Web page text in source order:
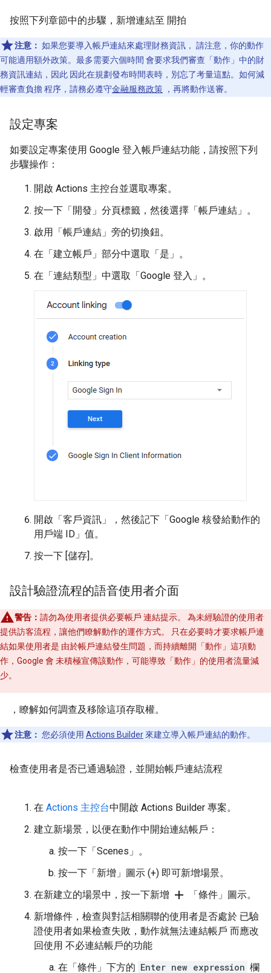
按照下列章節中的步驟，新增連結至 開拍
注意： 如果您要導入帳戶連結來處理財務資訊， 請注意，你的動作
可能適用額外政策。最多需要六個時間 會要求我們審查「動作」中的財
務資訊連結，因此 因此在規劃發布時間表時，別忘了考量這點。如何減
輕審查負擔 程序，請務必遵守金融服務政策 ，再將動作送審。
設定專案
如要設定專案使用 Google 登入帳戶連結功能，請按照下列
步驟操作：
開啟 Actions 主控台並選取專案。
按一下「開發」 分頁標籤，然後選擇「帳戶連結」 。
啟用「帳戶連結」 旁的切換鈕。
在「建立帳戶」 部分中選取「是」 。
在「連結類型」 中選取「Google 登入」 。
開啟「客戶資訊」
，然後記下「Google 核發給動作的
用戶端 ID」 值。
按一下 [儲存]。
設計驗證流程的語音使用者介面
警告： 請勿為使用者提供必要帳戶 連結提示。 為未經驗證的使用者
提供訪客流程，讓他們瞭解動作的運作方式。 只在必要時才要求帳戶連
結如果使用者是 由於帳戶連結發生問題，而持續離開「動作」這項動
作，Google 會 未積極宣傳該動作，可能導致「動作」的使用者流量減
少。
，瞭解如何調查及移除這項存取權。
注意： 您必須使用 Actions Builder 來建立導入帳戶連結的動作。
檢查使用者是否已通過驗證，並開始帳戶連結流程
在 Actions 主控台中開啟 Actions Builder 專案。
建立新場景，以便在動作中開始連結帳戶：
按一下「Scenes」 。
按一下「新增」圖示 (+) 即可新增場景。
在新建立的場景中，按一下新增 add 「條件」 圖示。
新增條件，檢查與對話相關聯的使用者是否處於 已驗
證使用者如果檢查失敗，動作就無法連結帳戶 而應改
回使用 不必連結帳戶的功能
在「條件」 下方的 Enter new expression 欄